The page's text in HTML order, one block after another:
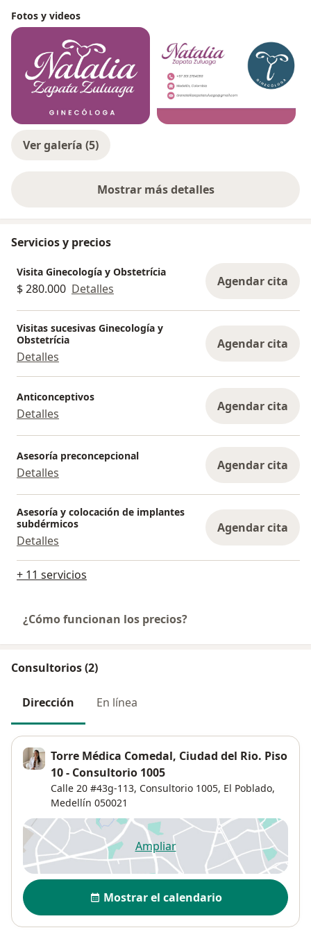
Fotos y videos
Ver galería (5)
Mostrar más detalles
sobre la experiencia
Servicios y precios
Visita Ginecología y Obstetrícia
$ 280.000 Detalles Agendar cita
Visitas sucesivas Ginecología y
Obstetrícia
Detalles
Agendar cita
Anticonceptivos
Detalles Agendar cita
Asesoría preconcepcional
Detalles Agendar cita
Asesoría y colocación de implantes
subdérmicos
Detalles
Agendar cita
+ 11 servicios
¿Cómo funcionan los precios?
Consultorios (2)
Dirección En línea
Torre Médica Comedal, Ciudad del Rio. Piso
10 - Consultorio 1005
Calle 20 #43g-113, Consultorio 1005, El Poblado,
Medellín 050021
Ampliarse abre en una nueva
Disponibilidad
Mostrar el calendario